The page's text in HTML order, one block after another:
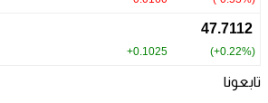
تابعونا